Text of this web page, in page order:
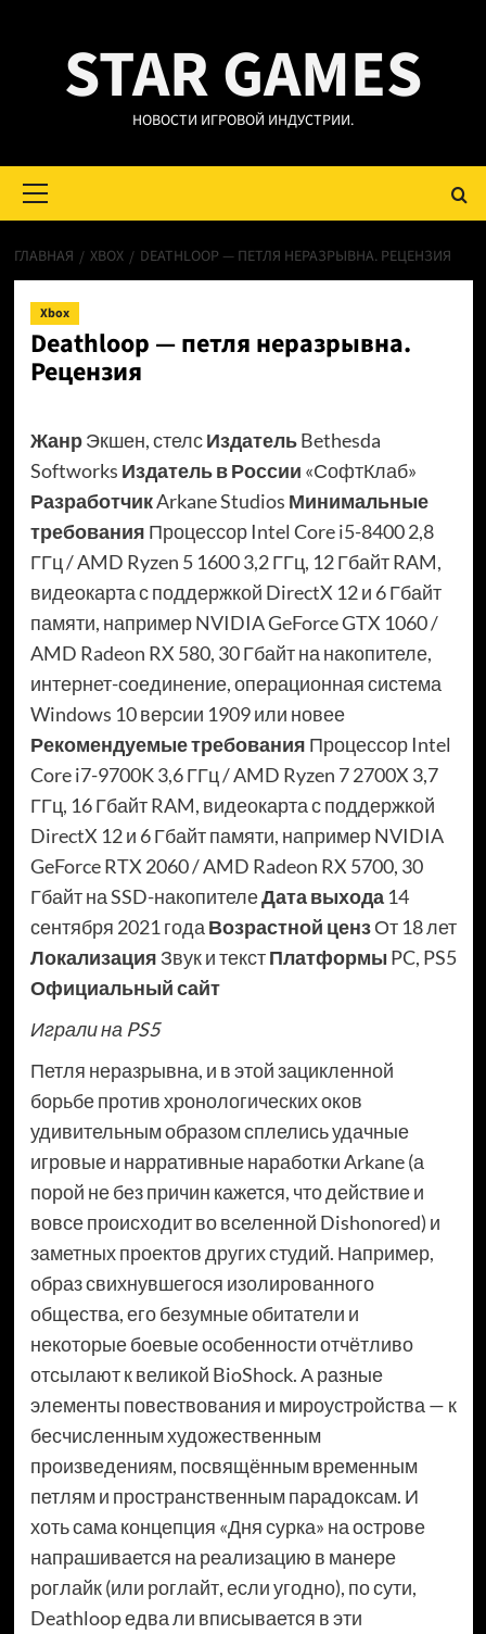
содержимомуSTAR GAMES
НОВОСТИ ИГРОВОЙ ИНДУСТРИИ.
меню
ГЛАВНАЯ XBOX DEATHLOOP — ПЕТЛЯ НЕРАЗРЫВНА. РЕЦЕНЗИЯ
Xbox
Deathloop — петля неразрывна.
Рецензия
ЖанрЭкшен, стелсИздательBethesda
Softworks Издатель в России «СофтКлаб»
РазработчикArkane Studios Минимальные
требования Процессор Intel Core i5-8400 2,8
ГГц / AMD Ryzen 5 1600 3,2 ГГц, 12 Гбайт RAM,
видеокарта с поддержкой DirectX 12 и 6 Гбайт
памяти, например NVIDIA GeForce GTX 1060 /
AMD Radeon RX 580, 30 Гбайт на накопителе,
интернет-соединение, операционная система
Windows 10 версии 1909 или новее
Рекомендуемые требования Процессор Intel
Core i7-9700K 3,6 ГГц / AMD Ryzen 7 2700X 3,7
ГГц, 16 Гбайт RAM, видеокарта с поддержкой
DirectX 12 и 6 Гбайт памяти, например NVIDIA
GeForce RTX 2060 / AMD Radeon RX 5700, 30
Гбайт на SSD-накопителеДата выхода14
сентября 2021 года Возрастной цензОт 18 лет
ЛокализацияЗвук и текстПлатформы PC, PS5
Официальный сайт
Играли на PS5
Петля неразрывна, и в этой зацикленной
борьбе против хронологических оков
удивительным образом сплелись удачные
игровые и нарративные наработки Arkane (а
порой не без причин кажется, что действие и
вовсе происходит во вселенной Dishonored) и
заметных проектов других студий. Например,
образ свихнувшегося изолированного
общества, его безумные обитатели и
некоторые боевые особенности отчётливо
отсылают к великой BioShock. А разные
элементы повествования и мироустройства — к
бесчисленным художественным
произведениям, посвящённым временным
петлям и пространственным парадоксам. И
хоть сама концепция «Дня сурка» на острове
напрашивается на реализацию в манере
роглайк (или роглайт, если угодно), по сути,
Deathloop едва ли вписывается в эти